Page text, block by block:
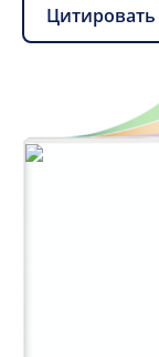
Цитировать